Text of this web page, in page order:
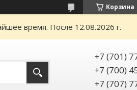
Корзина
время. После 12.08.2026 г.
+7 (701)
+7 (700)
+7 (707)